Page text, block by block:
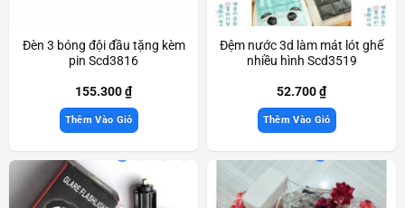
Đèn 3 bóng đội đầu tặng kèm
pin Scd3816
155.300₫
Thêm Vào Giỏ
Đệm nước 3d làm mát lót ghế
nhiều hình Scd3519
52.700₫
Thêm Vào Giỏ